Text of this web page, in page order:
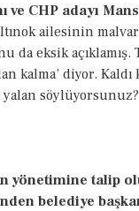
CHP adayı
ailesinin
da eksik
kalma’ diyor.
yalan
yönetimine talip
belediye